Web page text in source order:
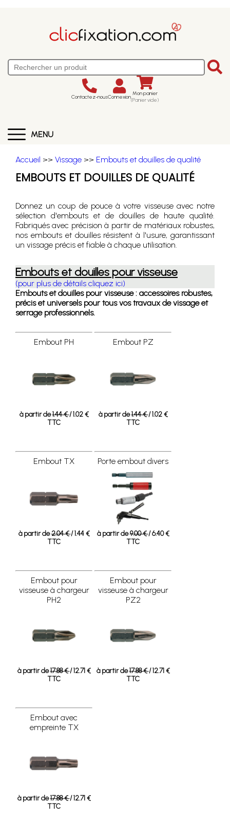
Contactez-nousConnexion Mon panier
(Panier vide)
MENU
Accueil >> Vissage >> Embouts et douilles de qualité
EMBOUTS ET DOUILLES DE QUALITÉ
Donnez un coup de pouce à votre visseuse avec notre
sélection d'embouts et de douilles de haute qualité.
Fabriqués avec précision à partir de matériaux robustes,
nos embouts et douilles résistent à l'usure, garantissant
un vissage précis et fiable à chaque utilisation.
Embouts et douilles pour visseuse
(pour plus de détails cliquez ici)
Embouts et douilles pour visseuse : accessoires robustes,
précis et universels pour tous vos travaux de vissage et
serrage professionnels.
Embout PH
à partir de1.44 €/ 1.02 €
TTC
Embout PZ
à partir de1.44 €/ 1.02 €
TTC
Embout TX
à partir de2.04 €/ 1.44 €
TTC
Porte embout divers
à partir de9.00 €/ 6.40 €
TTC
Embout pour
visseuse à chargeur
PH2
à partir de17.88 €/ 12.71 €
TTC
Embout pour
visseuse à chargeur
PZ2
à partir de17.88 €/ 12.71 €
TTC
Embout avec
empreinte TX
à partir de17.88 €/ 12.71 €
TTC